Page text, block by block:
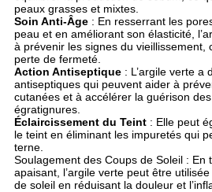
peaux grasses et mixtes.
Soin Anti-Âge : En resserrant les
peau et en améliorant son élasticité,
à prévenir les signes du vieillissement,
perte de fermeté.
Action Antiseptique : L’argile verte a
antiseptiques qui peuvent aider à
cutanées et à accélérer la guérison
égratignures.
Éclaircissement du Teint : Elle peut
le teint en éliminant les impuretés qui
terne.
Soulagement des Coups de Soleil : En
apaisant, l’argile verte peut être
de soleil en réduisant la douleur et